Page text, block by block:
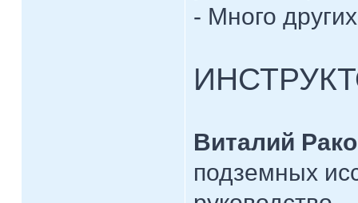
- Много
Виталий
подземных